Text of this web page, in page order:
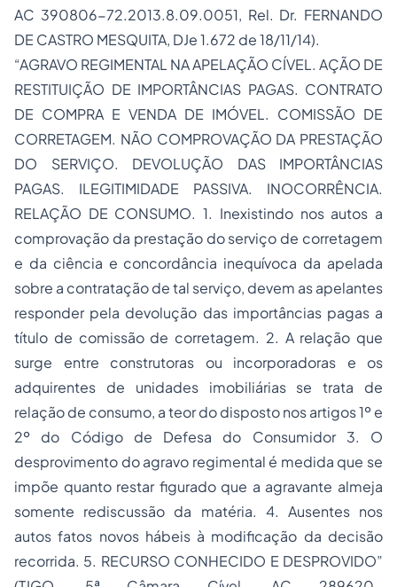
AC 390806-72.2013.8.09.0051, Rel. Dr. FERNANDO
DE CASTRO MESQUITA, DJe 1.672 de 18/11/14).
“AGRAVO REGIMENTAL NA APELAÇÃO CÍVEL. AÇÃO DE
RESTITUIÇÃO DE IMPORTÂNCIAS PAGAS. CONTRATO
DE COMPRA E VENDA DE IMÓVEL. COMISSÃO DE
CORRETAGEM. NÃO COMPROVAÇÃO DA PRESTAÇÃO
DO SERVIÇO. DEVOLUÇÃO DAS IMPORTÂNCIAS
PAGAS. ILEGITIMIDADE PASSIVA. INOCORRÊNCIA.
RELAÇÃO DE CONSUMO. 1. Inexistindo nos autos a
comprovação da prestação do serviço de corretagem
e da ciência e concordância inequívoca da apelada
sobre a contratação de tal serviço, devem as apelantes
responder pela devolução das importâncias pagas a
título de comissão de corretagem. 2. A relação que
surge entre construtoras ou incorporadoras e os
adquirentes de unidades imobiliárias se trata de
relação de consumo, a teor do disposto nos artigos 1º e
2º do Código de Defesa do Consumidor 3. O
desprovimento do agravo regimental é medida que se
impõe quanto restar figurado que a agravante almeja
somente rediscussão da matéria. 4. Ausentes nos
autos fatos novos hábeis à modificação da decisão
recorrida. 5. RECURSO CONHECIDO E DESPROVIDO”